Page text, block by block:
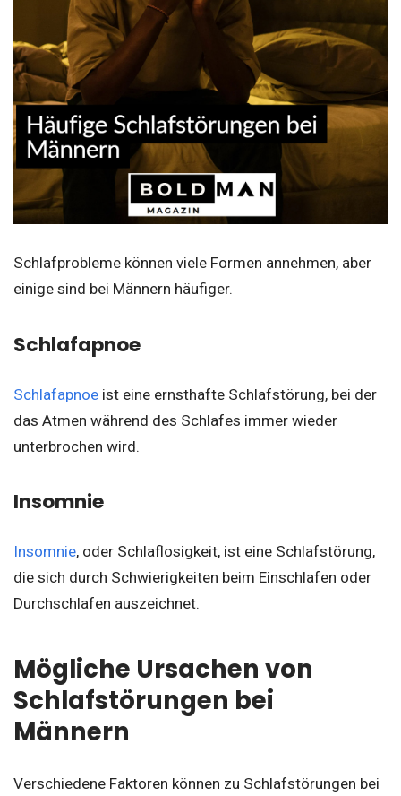
Schlafprobleme können viele Formen annehmen, aber
einige sind bei Männern häufiger.
Schlafapnoe
Schlafapnoe ist eine ernsthafte Schlafstörung, bei der
das Atmen während des Schlafes immer wieder
unterbrochen wird.
Insomnie
Insomnie, oder Schlaflosigkeit, ist eine Schlafstörung,
die sich durch Schwierigkeiten beim Einschlafen oder
Durchschlafen auszeichnet.
Mögliche Ursachen von
Schlafstörungen bei
Männern
Verschiedene Faktoren können zu Schlafstörungen bei